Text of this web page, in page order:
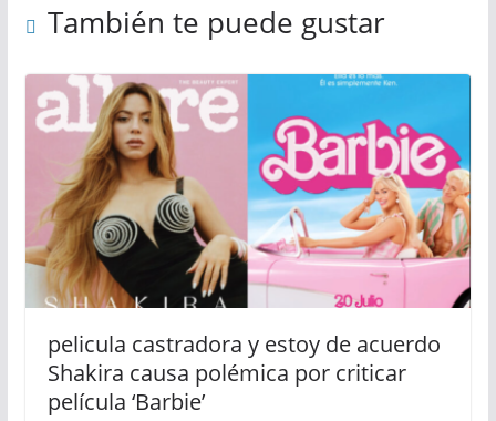
También te puede gustar
pelicula castradora y estoy de acuerdo
Shakira causa polémica por criticar
película ‘Barbie’